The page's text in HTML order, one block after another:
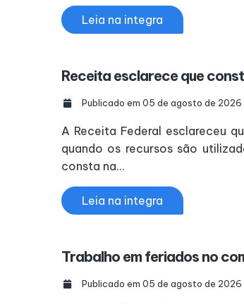
Leia na integra
Receita esclarece que
Publicado em 05 de agosto de 2026
A Receita Federal esclareceu
quando os recursos são
consta na...
Leia na integra
Trabalho em feriados no
Publicado em 05 de agosto de 2026